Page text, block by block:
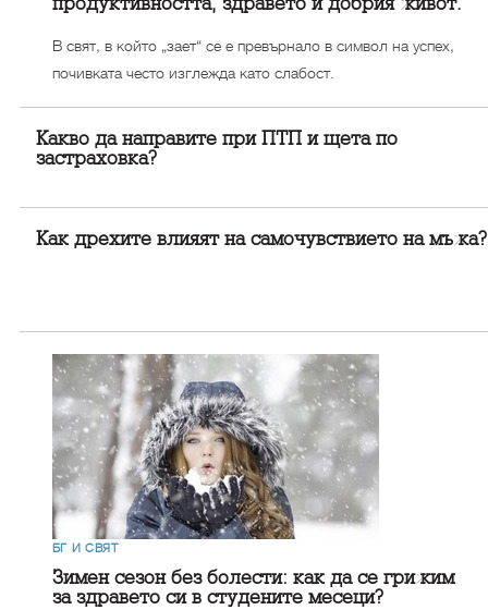
В свят, в който „зает“ се е превърнало в символ на успех,
почивката често изглежда като слабост.
Какво да направите при ПТП и щета по
застраховка?
Как дрехите влияят на самочувствието на мъжа?
БГ И СВЯТ
Зимен сезон без болести: как да се грижим
за здравето си в студените месеци?